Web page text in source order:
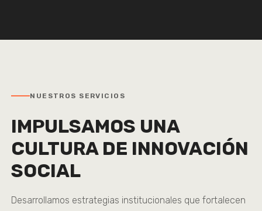
NUESTROS SERVICIOS
IMPULSAMOS UNA
CULTURA DE INNOVACIÓN
SOCIAL
Desarrollamos estrategias institucionales que fortalecen